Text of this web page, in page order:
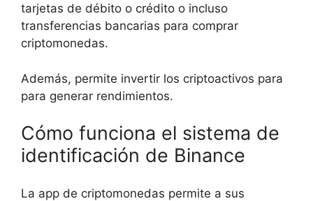
tarjetas de débito o crédito o incluso
transferencias bancarias para comprar
criptomonedas.
Además, permite invertir los criptoactivos para
para generar rendimientos.
Cómo funciona el sistema de
identificación de Binance
La app de criptomonedas permite a sus